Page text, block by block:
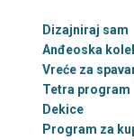
Dizajniraj sam
Anđeoska
Vreće za
Tetra program
Dekice
Program za